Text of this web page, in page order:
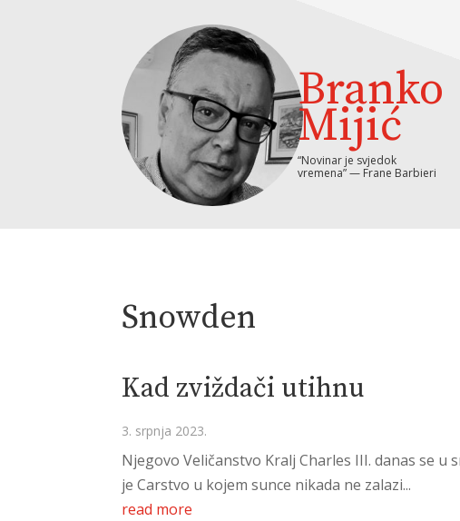
Branko
Mijić
“Novinar je svjedok
vremena” — Frane Barbieri
Snowden
Kad zviždači utihnu
3. srpnja 2023.
Njegovo Veličanstvo Kralj Charles III. danas se
je Carstvo u kojem sunce nikada ne zalazi...
read more